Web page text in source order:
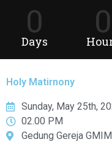
0
Days
0
Holy Matirnony
Sunday, May 25th,
02.00 PM
Gedung Gereja